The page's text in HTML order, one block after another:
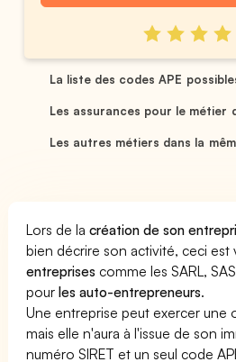
La liste des codes APE
Les assurances pour le métier
Les autres métiers dans la
Lors de lacréation de son
bien décrire son activité, ceci
entreprises comme les SARL,
pourles auto-entrepreneurs.
Une entreprise peut exercer une
mais elle n'aura à l'issue de son
numéro SIRET et un seul code